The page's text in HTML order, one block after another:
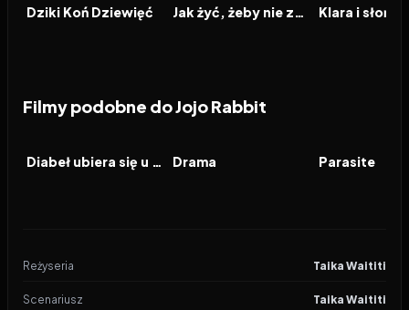
FILM
Dziki Koń Dziewięć FILM Jak żyć, żeby nie zwariować FILM
Klara i słońce
Filmy podobne do Jojo Rabbit
FILM Diabeł ubiera się u Prady 2 FILM
Drama FILM
Parasite
Reżyseria Taika Waititi
Scenariusz Taika Waititi